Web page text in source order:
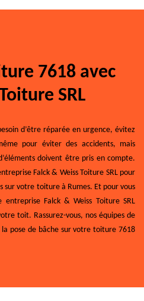
7618 avec
SRL
d’être réparée en urgence, évitez
pour éviter des accidents, mais
doivent être pris en compte.
Falck & Weiss Toiture SRL pour
votre toiture à Rumes. Et pour vous
Falck & Weiss Toiture SRL
toit. Rassurez-vous, nos équipes de
pose de bâche sur votre toiture 7618